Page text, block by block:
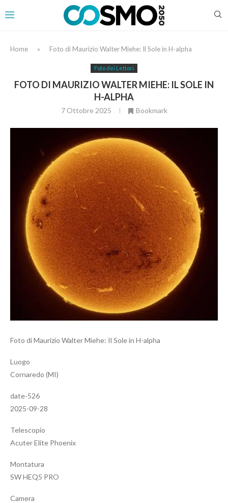
Home » Foto di Maurizio Walter Miehe: Il Sole in H-alpha
Foto dei Lettori
FOTO DI MAURIZIO WALTER MIEHE: IL SOLE IN
H-ALPHA
7 Ottobre 2025 Bookmark
Foto di Maurizio Walter Miehe: Il Sole in H-alpha
Luogo
Cornaredo (MI)
date-526
2025-09-28
Telescopio
Acuter Elite Phoenix
Montatura
SW HEQ5 PRO
Camera